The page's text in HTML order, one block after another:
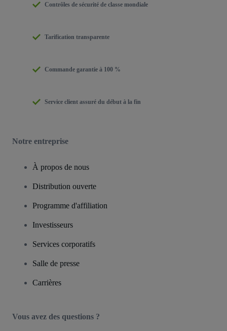
Contrôles de sécurité de classe mondiale
Tarification transparente
Commande garantie à 100 %
Service client assuré du début à la fin
Notre entreprise
À propos de nous
Distribution ouverte
Programme d'affiliation
Investisseurs
Services corporatifs
Salle de presse
Carrières
Vous avez des questions ?